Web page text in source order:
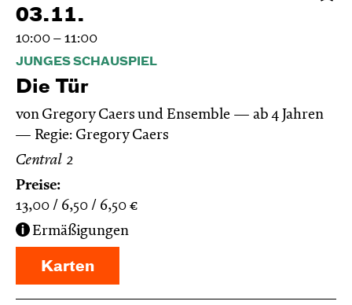
03.11.
10:00 – 11:00
JUNGES SCHAUSPIEL
Die Tür
von Gregory Caers und Ensemble
ab 4 Jahren
Regie: Gregory Caers
Central 2
Preise:
13,00
6,50 6,50 €
Ermäßigungen
Karten